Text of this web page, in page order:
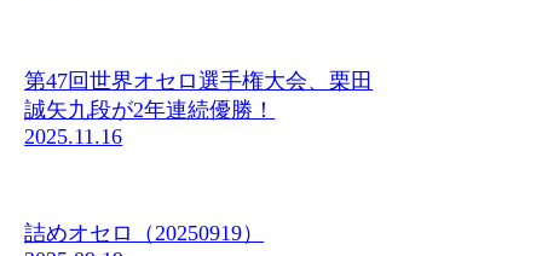
第47回世界オセロ選手権大会、栗田
誠矢九段が2年連続優勝！
2025.11.16
詰めオセロ（20250919）